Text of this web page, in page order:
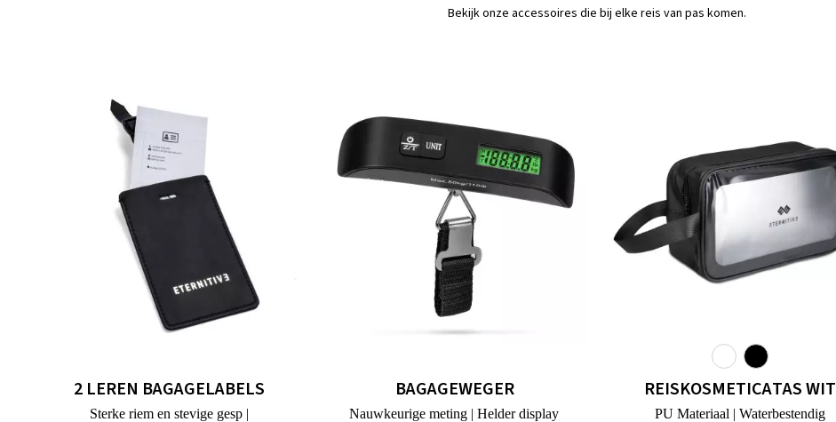
Bekijk onze accessoires die bij elke reis van pas komen.
2 LEREN BAGAGELABELS
Sterke riem en stevige gesp |
BAGAGEWEGER
Nauwkeurige meting | Helder display
REISKOSMETICATAS WIT
PU Materiaal | Waterbestendig